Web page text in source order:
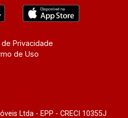
Privacidade
de Uso
Ltda - EPP - CRECI 10355J